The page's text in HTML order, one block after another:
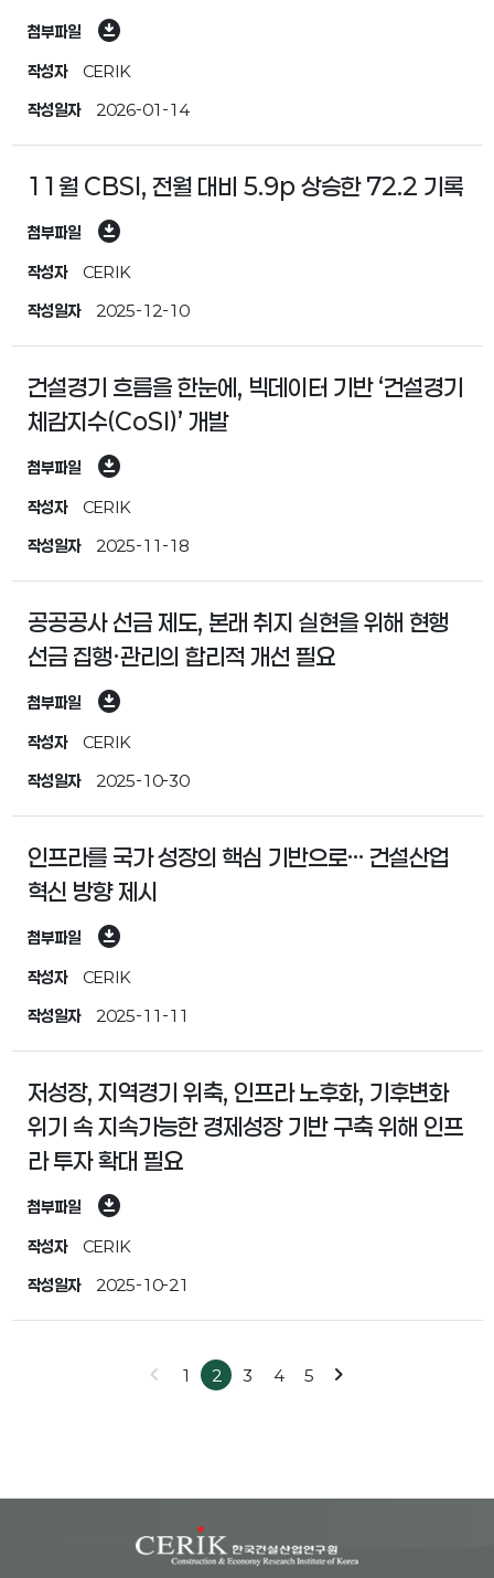
첨부파일 download_for_offline
작성자 CERIK
작성일자 2026-01-14
11월 CBSI, 전월 대비 5.9p 상승한 72.2 기록
첨부파일 download_for_offline
작성자 CERIK
작성일자 2025-12-10
건설경기 흐름을 한눈에, 빅데이터 기반 ‘건설경기
체감지수(CoSI)’ 개발
첨부파일 download_for_offline
작성자 CERIK
작성일자 2025-11-18
공공공사 선금 제도, 본래 취지 실현을 위해 현행
선금 집행·관리의 합리적 개선 필요
첨부파일 download_for_offline
작성자 CERIK
작성일자 2025-10-30
인프라를 국가 성장의 핵심 기반으로… 건설산업
혁신 방향 제시
첨부파일 download_for_offline
작성자 CERIK
작성일자 2025-11-11
저성장, 지역경기 위축, 인프라 노후화, 기후변화
위기 속 지속가능한 경제성장 기반 구축 위해 인프
라 투자 확대 필요
첨부파일 download_for_offline
작성자 CERIK
작성일자 2025-10-21
chevron_left 1 2 3 4 5 chevron_right